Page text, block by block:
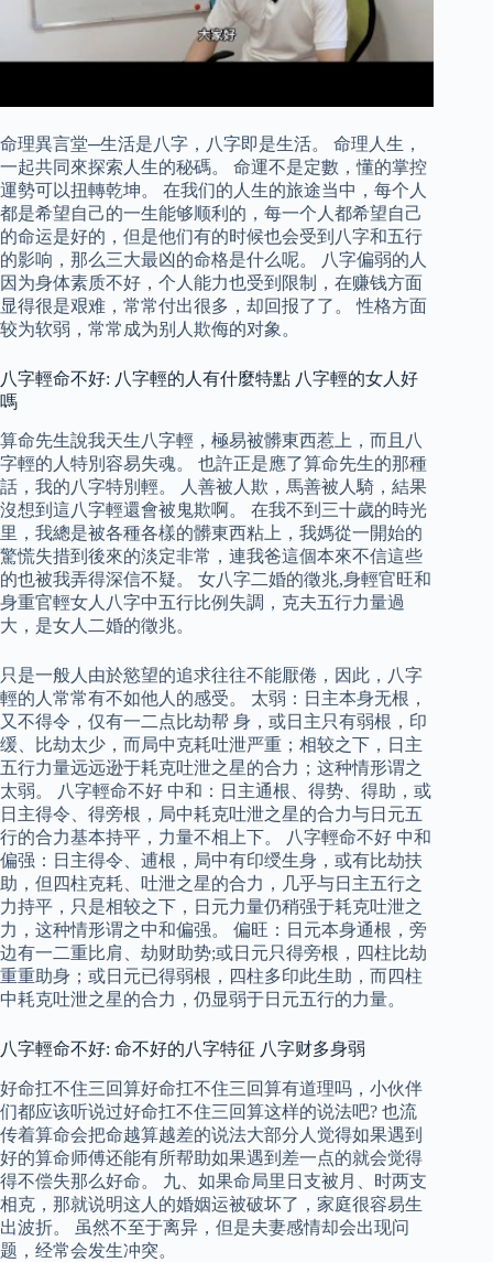
命理異言堂─生活是八字，八字即是生活。 命理人生，
一起共同來探索人生的秘碼。 命運不是定數，懂的掌控
運勢可以扭轉乾坤。 在我们的人生的旅途当中，每个人
都是希望自己的一生能够顺利的，每一个人都希望自己
的命运是好的，但是他们有的时候也会受到八字和五行
的影响，那么三大最凶的命格是什么呢。 八字偏弱的人
因为身体素质不好，个人能力也受到限制，在赚钱方面
显得很是艰难，常常付出很多，却回报了了。 性格方面
较为软弱，常常成为别人欺侮的对象。
八字輕命不好: 八字輕的人有什麼特點 八字輕的女人好
嗎
算命先生說我天生八字輕，極易被髒東西惹上，而且八
字輕的人特別容易失魂。 也許正是應了算命先生的那種
話，我的八字特別輕。 人善被人欺，馬善被人騎，結果
沒想到這八字輕還會被鬼欺啊。 在我不到三十歲的時光
里，我總是被各種各樣的髒東西粘上，我媽從一開始的
驚慌失措到後來的淡定非常，連我爸這個本來不信這些
的也被我弄得深信不疑。 女八字二婚的徵兆,身輕官旺和
身重官輕女人八字中五行比例失調，克夫五行力量過
大，是女人二婚的徵兆。
只是一般人由於慾望的追求往往不能厭倦，因此，八字
輕的人常常有不如他人的感受。 太弱：日主本身无根，
又不得令，仅有一二点比劫帮 身，或日主只有弱根，印
缓、比劫太少，而局中克耗吐泄严重；相较之下，日主
五行力量远远逊于耗克吐泄之星的合力；这种情形谓之
太弱。 八字輕命不好 中和：日主通根、得势、得助，或
日主得令、得旁根，局中耗克吐泄之星的合力与日元五
行的合力基本持平，力量不相上下。 八字輕命不好 中和
偏强：日主得令、逋根，局中有印绶生身，或有比劫扶
助，但四柱克耗、吐泄之星的合力，几乎与日主五行之
力持平，只是相较之下，日元力量仍稍强于耗克吐泄之
力，这种情形谓之中和偏强。 偏旺：日元本身通根，旁
边有一二重比肩、劫财助势;或日元只得旁根，四柱比劫
重重助身；或日元已得弱根，四柱多印此生助，而四柱
中耗克吐泄之星的合力，仍显弱于日元五行的力量。
八字輕命不好: 命不好的八字特征 八字财多身弱
好命扛不住三回算好命扛不住三回算有道理吗，小伙伴
们都应该听说过好命扛不住三回算这样的说法吧? 也流
传着算命会把命越算越差的说法大部分人觉得如果遇到
好的算命师傅还能有所帮助如果遇到差一点的就会觉得
得不偿失那么好命。 九、如果命局里日支被月、时两支
相克，那就说明这人的婚姻运被破坏了，家庭很容易生
出波折。 虽然不至于离异，但是夫妻感情却会出现问
题，经常会发生冲突。